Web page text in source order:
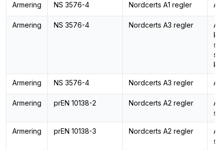
Armering NS 3576-4 Nordcerts A1 regler
Armering NS 3576-4 Nordcerts A3 regler
Armering NS 3576-4 Nordcerts A3 regler
Armering prEN 10138-2 Nordcerts A2 regler
Armering prEN 10138-3 Nordcerts A2 regler